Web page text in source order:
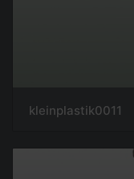
kleinplastik0011